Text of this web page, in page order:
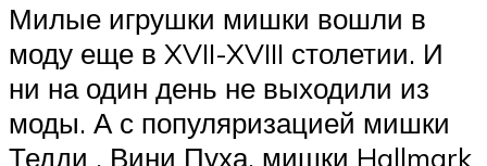
Милые игрушки мишки вошли в
моду еще в XVII-XVIII столетии. И
ни на один день не выходили из
моды. А с популяризацией мишки
Тедди , Вини Пуха, мишки Hallmark